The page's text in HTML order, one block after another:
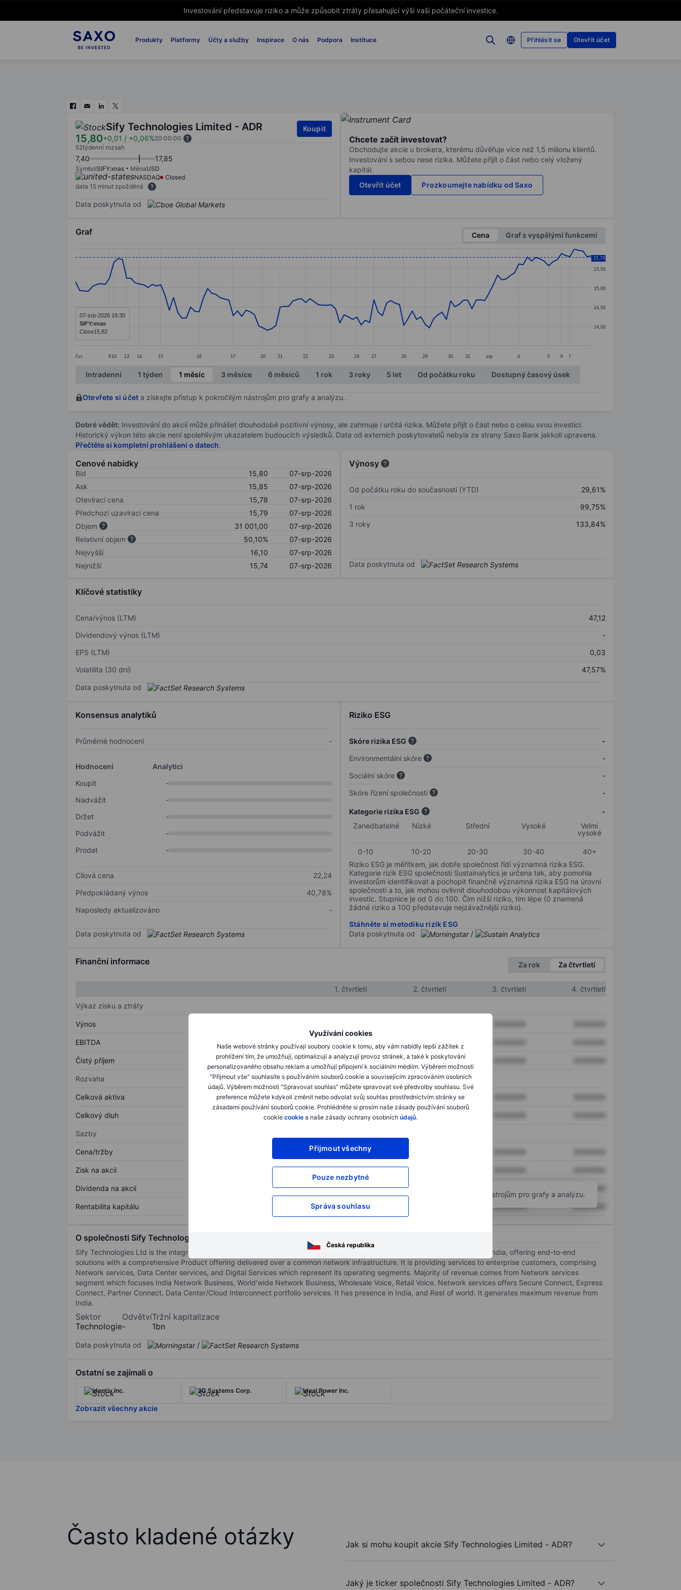
Investování představuje riziko a může způsobit ztráty přesahující výši vaší počáteční investice.
Produkty Platformy Účty a služby Inspirace O nás Podpora Instituce Přihlásit se Otevřít účet
Využívání cookies
Naše webové stránky používají soubory cookie k tomu, aby vám nabídly lepší zážitek z
prohlížení tím, že umožňují, optimalizují a analyzují provoz stránek, a také k poskytování
personalizovaného obsahu reklam a umožňují připojení k sociálním médiím. Výběrem možnosti
"Přijmout vše" souhlasíte s používáním souborů cookie a souvisejícím zpracováním osobních
údajů. Výběrem možnosti "Spravovat souhlas" můžete spravovat své předvolby souhlasu. Své
preference můžete kdykoli změnit nebo odvolat svůj souhlas prostřednictvím stránky se
zásadami používání souborů cookie. Prohlédněte si prosím naše zásady používání souborů
cookie cookie a naše zásady ochrany osobních údajů.
Přijmout všechny
Pouze nezbytné
Správa souhlasu
Česká republika
Sify Technologies Limited - ADR
15,80+0,01 / +0,06%20:00:00
Koupit
52týdenní rozsah
7,40 17,85
SymbolSIFY:xnas MěnaUSD
NASDAQ
Closed
data 15 minut zpožděná
Data poskytnuta od
Chcete začít investovat?
Obchodujte akcie u brokera, kterému důvěřuje více než 1,5 milionu klientů.
Investování s sebou nese rizika. Můžete přijít o část nebo celý vložený
kapitál.
Otevřít účet
Prozkoumejte nabídku od Saxo
Graf Cena
Graf s vyspělými funkcemi
Line chart with 122 data points.
The chart has 1 X axis displaying categories.
The chart has 1 Y axis displaying values. Data ranges from 13.89 to 16.
čvc 9 10 13 14 15 16 17 20 21 22 23 24 27 28 29 30 31 srp 4 5 6 7
14,00
14,50
15,00
15,50
15,79
07-srp-2026 19:30
SIFY:xnas
Close15,82
End of interactive chart.
Intradenní 1 týden 1 měsíc 3 měsíce 6 měsíců 1 rok 3 roky 5 let Od počátku roku Dostupný časový úsek
Otevřete si účet a získejte přístup k pokročilým nástrojům pro grafy a analýzu.
Dobré vědět: Investování do akcií může přinášet dlouhodobé pozitivní výnosy, ale zahrnuje i určitá rizika. Můžete přijít o část nebo o celou svou investici.
Historický výkon této akcie není spolehlivým ukazatelem budoucích výsledků. Data od externích poskytovatelů nebyla ze strany Saxo Bank jakkoli upravena.
Přečtěte si kompletní prohlášení o datech.
Cenové nabídky
Bid 15,80
07-srp-2026
Ask
15,85
07-srp-2026
Otevírací cena
15,78
07-srp-2026
Předchozí uzavírací cena
15,79
07-srp-2026
Objem
31 001,00
07-srp-2026
Relativní objem
50,10%
07-srp-2026
Nejvyšší
16,10
07-srp-2026
Nejnižší
15,74 07-srp-2026
Výnosy
Od počátku roku do současnosti (YTD)
29,61%
1 rok
99,75%
3 roky
133,84%
Data poskytnuta od
Klíčové statistiky
Cena/výnos (LTM)
47,12
Dividendový výnos (LTM)
-
EPS (LTM)
0,03
Volatilita (30 dní)
47,57%
Data poskytnuta od
Konsensus analytiků
Průměrné hodnocení -
Hodnocení
Analytici
Koupit
-
Nadvážit
-
Držet
-
Podvážit
-
Prodat
-
Cílová cena
22,24
Předpokládaný výnos
40,78%
Naposledy aktualizováno
-
Data poskytnuta od
Riziko ESG
Skóre rizika ESG
-
Environmentální skóre
-
Sociální skóre
-
Skóre řízení společnosti
-
Kategorie rizika ESG
-
Zanedbatelné
Nízké Střední Vysoké
Velmi
vysoké
0-10 10-20 20-30 30-40
40+
Riziko ESG je měřítkem, jak dobře společnost řídí významná rizika ESG.
Kategorie rizik ESG společnosti Sustainalytics je určena tak, aby pomohla
investorům identifikovat a pochopit finančně významná rizika ESG na úrovni
společnosti a to, jak mohou ovlivnit dlouhodobou výkonnost kapitálových
investic. Stupnice je od 0 do 100. Čím nižší riziko, tím lépe (0 znamená
žádné riziko a 100 představuje nejzávažnější riziko).
Stáhněte si metodiku rizik ESG
Data poskytnuta od
/
Finanční informace Za rok Za čtvrtletí
1. čtvrtletí 2. čtvrtletí 3. čtvrtletí
4. čtvrtletí
Výkaz zisku a ztráty
Výnos
EBITDA XXXXXXX XXXXXXX
Čistý příjem XXXXXXX XXXXXXX
Rozvaha
Celková aktiva XXXXXXX XXXXXXX
Celkový dluh XXXXXXX XXXXXXX
Sazby
Cena/tržby XXXXXXX
Zisk na akcii XXXXXXX
Dividenda na akcii XXXXXXX
Rentabilita kapitálu XXXXXXX XXXXXXX XXXXXXX
Otevřete si účeta získejte přístup k pokročilým nástrojům pro grafy a analýzu.
O společnosti Sify Technologies Limited - ADR
Sify Technologies Ltd is the integrated information and communication technology (ICT) solutions and services companies in India, offering end-to-end
solutions with a comprehensive Product offering delivered over a common network infrastructure. It is providing services to enterprise customers, comprising
Network services, Data Center services, and Digital Services which represent its operating segments. Majority of revenue comes from Network services
segment which focuses India Network Business, World'wide Network Business, Wholesale Voice, Retail Voice. Network services offers Secure Connect, Express
Connect, Partner Connect, Data Center/Cloud Interconnect portfolio services. It has presence in India, and Rest of world. It generates maximum revenue from
India.
Sektor
Technologie
Odvětví
-
Tržní kapitalizace
1bn
Data poskytnuta od /
Ostatní se zajímali o
Identiv Inc. 3D Systems Corp. Ideal Power Inc.
Zobrazit všechny akcie
Často kladené otázky Jak si mohu koupit akcie Sify Technologies Limited - ADR?
Jaký je ticker společnosti Sify Technologies Limited - ADR?